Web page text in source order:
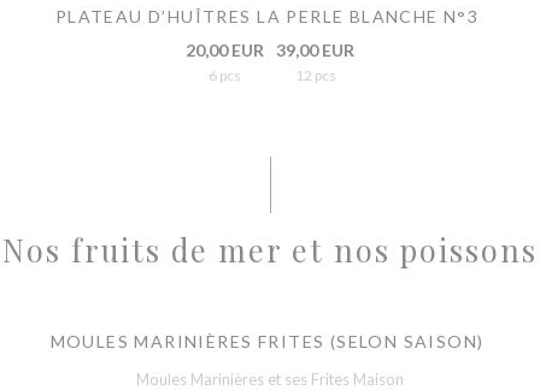
PLATEAU D’HUÎTRES LA PERLE BLANCHE N°3
20,00 EUR
6 pcs
39,00 EUR
12 pcs
Nos fruits de mer et nos poissons
MOULES MARINIÈRES FRITES (SELON SAISON)
Moules Marinières et ses Frites Maison